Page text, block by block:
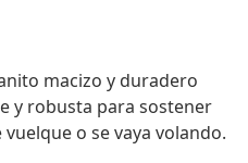
macizo y duradero
y robusta para sostener
o se vaya volando.